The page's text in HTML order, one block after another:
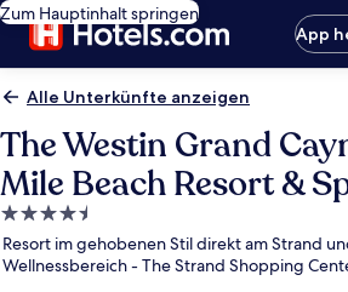
Zum Hauptinhalt springen
App
Alle Unterkünfte anzeigen
The Westin Grand
Mile Beach Resort &
4.5-
Sterne-
Unterkunft
Resort im gehobenen Stil direkt am Strand
Wellnessbereich - The Strand Shopping